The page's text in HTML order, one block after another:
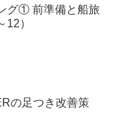
グ① 前準備と船旅
12）
の足つき改善策